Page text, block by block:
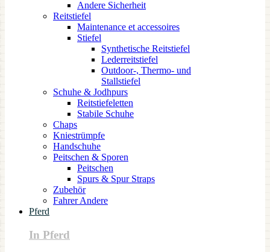
Andere Sicherheit
Reitstiefel
Maintenance et accessoires
Stiefel
Synthetische Reitstiefel
Lederreitstiefel
Outdoor-, Thermo- und
Stallstiefel
Schuhe & Jodhpurs
Reitstiefeletten
Stabile Schuhe
Chaps
Kniestrümpfe
Handschuhe
Peitschen & Sporen
Peitschen
Spurs & Spur Straps
Zubehör
Fahrer Andere
Pferd
In Pferd